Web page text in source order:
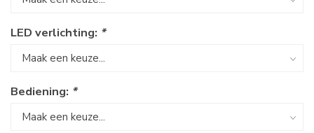
LED verlichting: *
Bediening: *